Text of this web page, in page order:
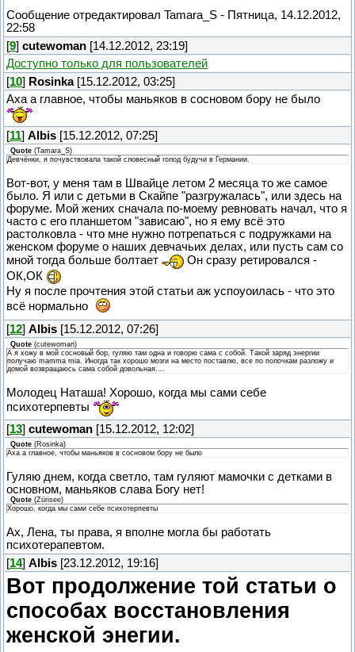
Сообщение отредактировал Tamara_S - Пятница, 14.12.2012,
22:58
[9] cutewoman [14.12.2012, 23:19]
Доступно только для пользователей
[10] Rosinka[15.12.2012, 03:25]
Аха а главное, чтобы маньяков в сосновом бору не было
[11] Albis [15.12.2012, 07:25]
Quote (Tamara_S)
Девчёнки, я почувствовала такой словесный голод будучи в Германии.
Вот-вот, у меня там в Швайце летом 2 месяца то же самое
было. Я или с детьми в Скайпе "разгружалась", или здесь на
форуме. Мой жених сначала по-моему ревновать начал, что я
часто с его планшетом "зависаю", но я ему всё это
растолковла - что мне нужно потрепаться с подружками на
женском форуме о наших девчачьих делах, или пусть сам со
мной тогда больше болтает
Он сразу ретировался -
ОК,ОК
Ну я после прочтения этой статьи аж успоуоилась - что это
всё нормально
[12] Albis [15.12.2012, 07:26]
Quote (cutewoman)
А я хожу в мой сосновый бор, гуляю там одна и говорю сама с собой. Такой заряд энергии
получаю mamma mia. Иногда так хорошо мозги на место поставлю, все по полочкам разложу и
домой возвращаюсь сама собой довольная....
Молодец Наташа! Хорошо, когда мы сами себе
психотерпевты
[13] cutewoman [15.12.2012, 12:02]
Quote (Rosinka)
Аха а главное, чтобы маньяков в сосновом бору не было
Гуляю днем, когда светло, там гуляют мамочки с детками в
основном, маньяков слава Богу нет!
Quote (Zürisee)
Хорошо, когда мы сами себе психотерпевты
Ах, Лена, ты права, я вполне могла бы работать
психотерапевтом.
[14] Albis [23.12.2012, 19:16]
Вот продолжение той статьи о
способах восстановления
женской энегии.